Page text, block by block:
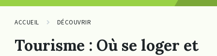
ACCUEIL DÉCOUVRIR
Tourisme : Où se loger et